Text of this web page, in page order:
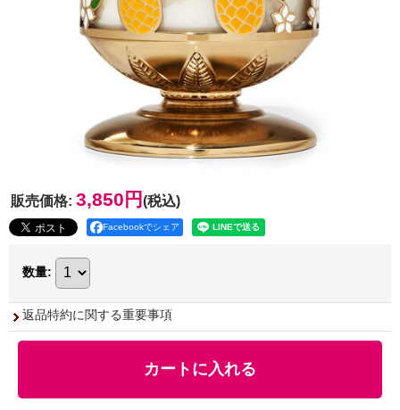
販売価格: 3,850円 (税込)
Facebookでシェア
数量:
返品特約に関する重要事項